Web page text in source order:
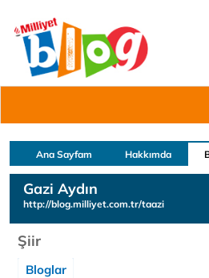
Ana Sayfam Hakkımda
Gazi Aydın
http://blog.milliyet.com.tr/taazi
Şiir
Bloglar